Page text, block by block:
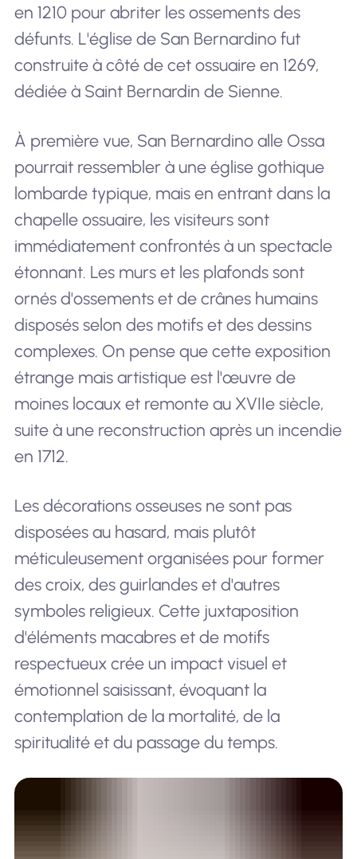
en 1210 pour abriter les ossements des
défunts. L'église de San Bernardino fut
construite à côté de cet ossuaire en 1269,
dédiée à Saint Bernardin de Sienne.
À première vue, San Bernardino alle Ossa
pourrait ressembler à une église gothique
lombarde typique, mais en entrant dans la
chapelle ossuaire, les visiteurs sont
immédiatement confrontés à un spectacle
étonnant. Les murs et les plafonds sont
ornés d'ossements et de crânes humains
disposés selon des motifs et des dessins
complexes. On pense que cette exposition
étrange mais artistique est l'œuvre de
moines locaux et remonte au XVIIe siècle,
suite à une reconstruction après un incendie
en 1712.
Les décorations osseuses ne sont pas
disposées au hasard, mais plutôt
méticuleusement organisées pour former
des croix, des guirlandes et d'autres
symboles religieux. Cette juxtaposition
d'éléments macabres et de motifs
respectueux crée un impact visuel et
émotionnel saisissant, évoquant la
contemplation de la mortalité, de la
spiritualité et du passage du temps.